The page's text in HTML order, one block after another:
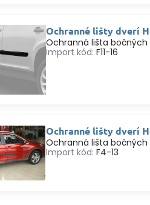
Ochranné lišty dverí
Ochranná lišta bočných
Import kód: F11-16
Ochranné lišty dverí
Ochranná lišta bočných
Import kód: F4-13